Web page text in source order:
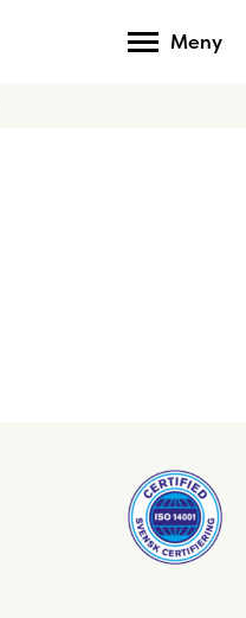
Meny